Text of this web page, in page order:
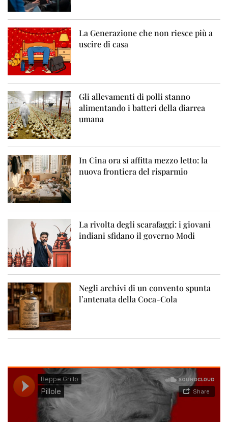
La Generazione che non riesce più a
uscire di casa
Gli allevamenti di polli stanno
alimentando i batteri della diarrea
umana
In Cina ora si affitta mezzo letto: la
nuova frontiera del risparmio
La rivolta degli scarafaggi: i giovani
indiani sfidano il governo Modi
Negli archivi di un convento spunta
l’antenata della Coca-Cola